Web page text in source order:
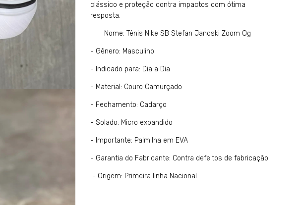
clássico e proteção contra impactos com ótima
resposta.
Nome: Tênis Nike SB Stefan Janoski Zoom Og
- Gênero: Masculino
- Indicado para: Dia a Dia
- Material: Couro Camurçado
- Fechamento: Cadarço
- Solado: Micro expandido
- Importante: Palmilha em EVA
- Garantia do Fabricante: Contra defeitos de fabricação
- Origem: Primeira linha Nacional